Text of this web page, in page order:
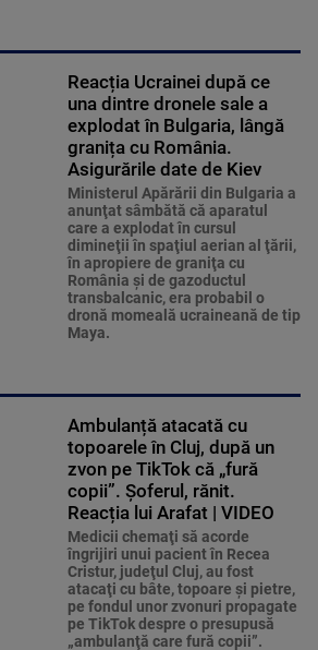
Reacția Ucrainei după ce
una dintre dronele sale a
explodat în Bulgaria, lângă
granița cu România.
Asigurările date de Kiev
Ministerul Apărării din Bulgaria a
anunţat sâmbătă că aparatul
care a explodat în cursul
dimineţii în spaţiul aerian al ţării,
în apropiere de graniţa cu
România şi de gazoductul
transbalcanic, era probabil o
dronă momeală ucraineană de tip
Maya.
Ambulanță atacată cu
topoarele în Cluj, după un
zvon pe TikTok că „fură
copii”. Șoferul, rănit.
Reacția lui Arafat | VIDEO
Medicii chemaţi să acorde
îngrijiri unui pacient în Recea
Cristur, judeţul Cluj, au fost
atacaţi cu bâte, topoare şi pietre,
pe fondul unor zvonuri propagate
pe TikTok despre o presupusă
„ambulanţă care fură copii”.